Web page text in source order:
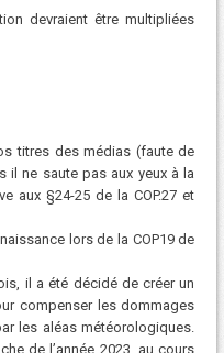
devraient être multipliées
titres des médias (faute de
il ne saute pas aux yeux à la
aux §24-25 de la COP.27 et
lors de la COP19 de
il a été décidé de créer un
compenser les dommages
les aléas météorologiques.
de l’année 2023, au cours